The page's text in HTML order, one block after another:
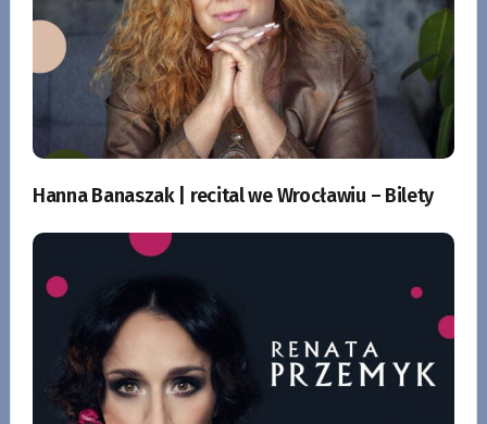
Hanna Banaszak | recital we Wrocławiu – Bilety